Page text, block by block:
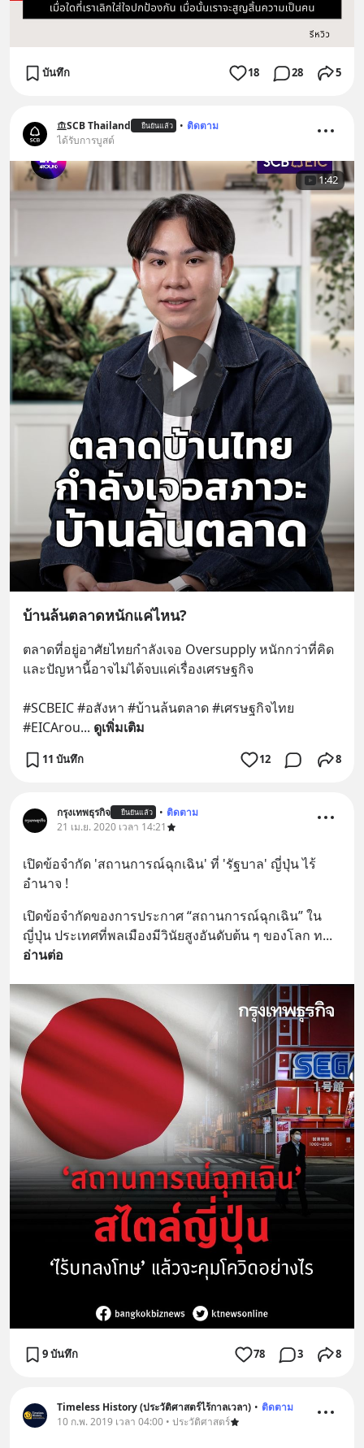
บันทึก 18 28 5
SCB Thailand ยืนยันแล้ว • ติดตาม
ได้รับการบูสต์
1:42
บ้านล้นตลาดหนักแค่ไหน?
ตลาดที่อยู่อาศัยไทยกำลังเจอ Oversupply หนักกว่าที่คิด
และปัญหานี้อาจไม่ได้จบแค่เรื่องเศรษฐกิจ
#SCBEIC #อสังหา #บ้านล้นตลาด #เศรษฐกิจไทย
#EICArou... ดูเพิ่มเติม
11 บันทึก 12 8
กรุงเทพธุรกิจ ยืนยันแล้ว • ติดตาม
21 เม.ย. 2020 เวลา 14:21
เปิดข้อจำกัด 'สถานการณ์ฉุกเฉิน' ที่ 'รัฐบาล' ญี่ปุ่น ไร้
อำนาจ !
เปิดข้อจำกัดของการประกาศ “สถานการณ์ฉุกเฉิน” ใน
ญี่ปุ่น ประเทศที่พลเมืองมีวินัยสูงอันดับต้น ๆ ของโลก ท
อ่านต่อ
9 บันทึก 78 3 8
Timeless History (ประวัติศาสตร์ไร้กาลเวลา) • ติดตาม
10 ก.พ. 2019 เวลา 04:00 • ประวัติศาสตร์